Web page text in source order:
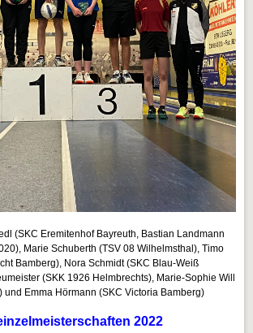
(SKC Eremitenhof Bayreuth, Bastian Landmann
Marie Schuberth (TSV 08 Wilhelmsthal), Timo
Bamberg), Nora Schmidt (SKC Blau-Weiß
(SKK 1926 Helmbrechts), Marie-Sophie Will
und Emma Hörmann (SKC Victoria Bamberg)
2022